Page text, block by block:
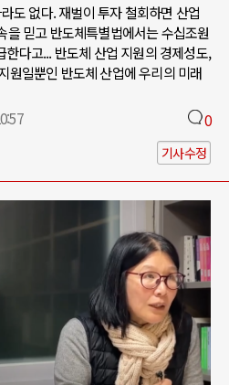
도 없다. 재벌이 투자 철회하면 산업
을 믿고 반도체특별법에서는 수십조원
다고... 반도체 산업 지원의 경제성도,
원일뿐인 반도체 산업에 우리의 미래
0
기사수정